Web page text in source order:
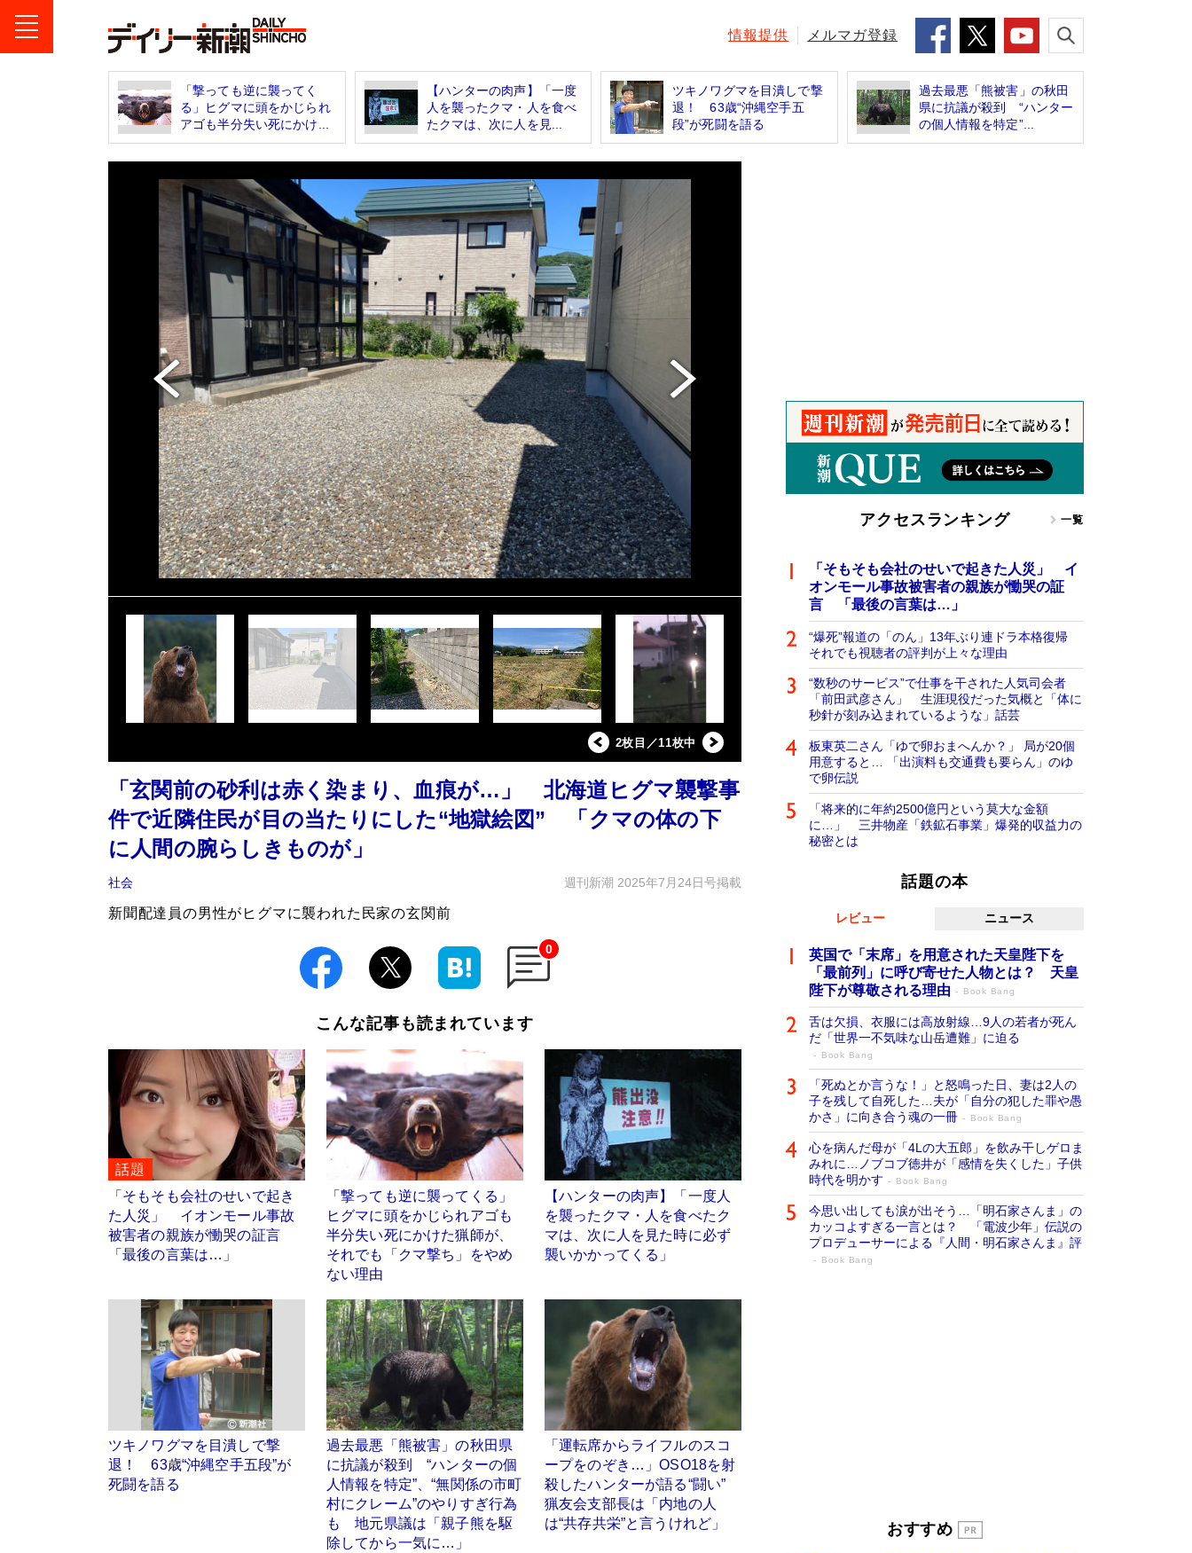
情報提供 メルマガ登録
「撃っても逆に襲ってく
る」ヒグマに頭をかじられ
アゴも半分失い死にかけ...
【ハンターの肉声】「一度
人を襲ったクマ・人を食べ
たクマは、次に人を見...
ツキノワグマを目潰しで撃
退！ 63歳“沖縄空手五
段”が死闘を語る
過去最悪「熊被害」の秋田
県に抗議が殺到 “ハンター
の個人情報を特定”...
2枚目／11枚中
「玄関前の砂利は赤く染まり、血痕が…」 北海道ヒグマ襲撃事
件で近隣住民が目の当たりにした“地獄絵図” 「クマの体の下
に人間の腕らしきものが」
社会 週刊新潮 2025年7月24日号掲載
新聞配達員の男性がヒグマに襲われた民家の玄関前
0
こんな記事も読まれています
話題
「そもそも会社のせいで起き
た人災」 イオンモール事故
被害者の親族が慟哭の証言
「最後の言葉は…」
「撃っても逆に襲ってくる」
ヒグマに頭をかじられアゴも
半分失い死にかけた猟師が、
それでも「クマ撃ち」をやめ
ない理由
【ハンターの肉声】「一度人
を襲ったクマ・人を食べたク
マは、次に人を見た時に必ず
襲いかかってくる」
ツキノワグマを目潰しで撃
退！ 63歳“沖縄空手五段”が
死闘を語る
過去最悪「熊被害」の秋田県
に抗議が殺到 “ハンターの個
人情報を特定”、“無関係の市町
村にクレーム”のやりすぎ行為
も 地元県議は「親子熊を駆
除してから一気に…」
「運転席からライフルのスコ
ープをのぞき…」OSO18を射
殺したハンターが語る“闘い”
猟友会支部長は「内地の人
は“共存共栄”と言うけれど」
アクセスランキング 一覧
「そもそも会社のせいで起きた人災」 イ
オンモール事故被害者の親族が慟哭の証
言 「最後の言葉は…」
“爆死”報道の「のん」13年ぶり連ドラ本格復帰
それでも視聴者の評判が上々な理由
“数秒のサービス”で仕事を干された人気司会者
「前田武彦さん」 生涯現役だった気概と「体に
秒針が刻み込まれているような」話芸
板東英二さん「ゆで卵おまへんか？」 局が20個
用意すると… 「出演料も交通費も要らん」のゆ
で卵伝説
「将来的に年約2500億円という莫大な金額
に…」 三井物産「鉄鉱石事業」爆発的収益力の
秘密とは
話題の本
レビュー ニュース
英国で「末席」を用意された天皇陛下を
「最前列」に呼び寄せた人物とは？ 天皇
陛下が尊敬される理由
Book Bang
舌は欠損、衣服には高放射線…9人の若者が死ん
だ「世界一不気味な山岳遭難」に迫る
Book Bang
「死ぬとか言うな！」と怒鳴った日、妻は2人の
子を残して自死した…夫が「自分の犯した罪や愚
かさ」に向き合う魂の一冊
Book Bang
心を病んだ母が「4Lの大五郎」を飲み干しゲロま
みれに…ノブコブ徳井が「感情を失くした」子供
時代を明かす
Book Bang
今思い出しても涙が出そう…「明石家さんま」の
カッコよすぎる一言とは？ 「電波少年」伝説の
プロデューサーによる『人間・明石家さんま』評
Book Bang
皇陛下はお元気でおられるか」がサウジ国王の第
おすすめ